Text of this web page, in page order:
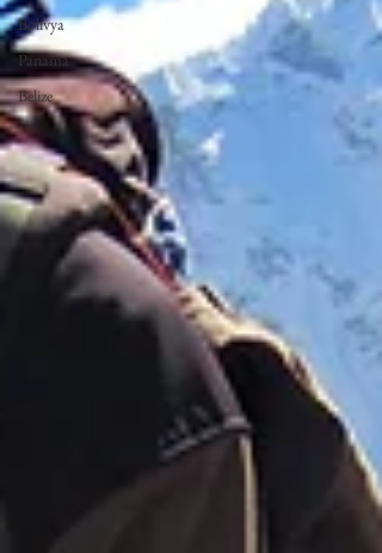
Bolivya
Panama
Belize